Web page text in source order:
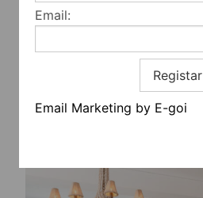
Email:
Registar
Email Marketing by E-goi